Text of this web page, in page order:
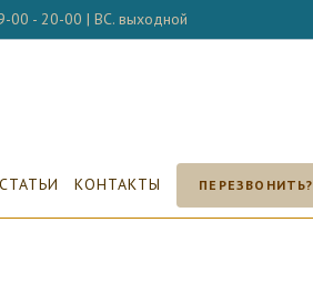
00 - 20-00 | ВС. выходной
СТАТЬИ КОНТАКТЫ ПЕРЕЗВОНИТЬ?